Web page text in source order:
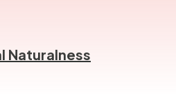
Naturalness